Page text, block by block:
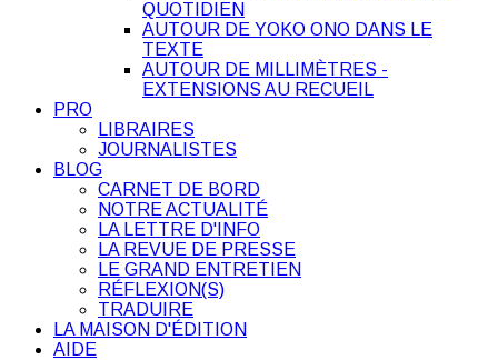
QUOTIDIEN
AUTOUR DE YOKO ONO DANS LE
TEXTE
AUTOUR DE MILLIMÈTRES -
EXTENSIONS AU RECUEIL
PRO
LIBRAIRES
JOURNALISTES
BLOG
CARNET DE BORD
NOTRE ACTUALITÉ
LA LETTRE D'INFO
LA REVUE DE PRESSE
LE GRAND ENTRETIEN
RÉFLEXION(S)
TRADUIRE
LA MAISON D'ÉDITION
AIDE